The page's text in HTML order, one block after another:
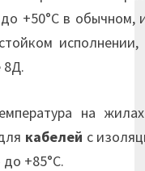
+50°С в обычном,
исполнении,
8Д.
на
кабелей с
+85°С.